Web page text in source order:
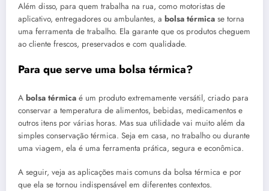
Além disso, para quem trabalha na rua, como motoristas de
aplicativo, entregadores ou ambulantes, a bolsa térmica se torna
uma ferramenta de trabalho. Ela garante que os produtos cheguem
ao cliente frescos, preservados e com qualidade.
Para que serve uma bolsa térmica?
A bolsa térmica é um produto extremamente versátil, criado para
conservar a temperatura de alimentos, bebidas, medicamentos e
outros itens por várias horas. Mas sua utilidade vai muito além da
simples conservação térmica. Seja em casa, no trabalho ou durante
uma viagem, ela é uma ferramenta prática, segura e econômica.
A seguir, veja as aplicações mais comuns da bolsa térmica e por
que ela se tornou indispensável em diferentes contextos.